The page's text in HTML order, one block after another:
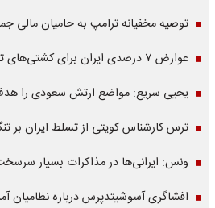
توصیه مخفیانه ترامپ به حامیان مالی
عوارض ۷ درصدی ایران برای کشتی‌های تجاری عبوری از تنگه هرمز
یحیی سریع: مواضع ارتش سعودی را هدف
ترس کارشناس کویتی از تسلط ایران بر
ونس: ایرانی‌ها در مذاکرات بسیار
افشاگری آسوشیتدپرس درباره نظامیان